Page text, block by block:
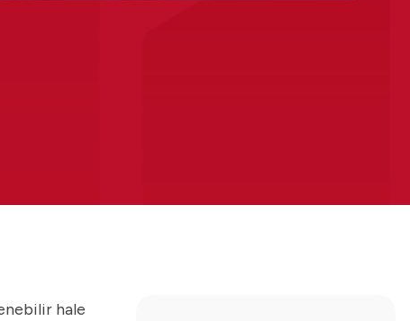
hale